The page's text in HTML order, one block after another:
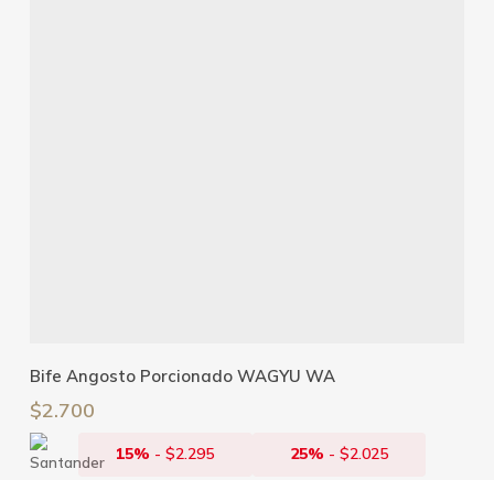
Añadir Al Carrito
Bife Angosto Porcionado WAGYU WA
$2.700
15% -$2.295 25% - $2.025